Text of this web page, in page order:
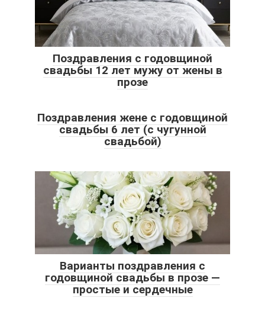
Поздравления с годовщиной
свадьбы 12 лет мужу от жены в
прозе
Поздравления жене с годовщиной
свадьбы 6 лет (с чугунной
свадьбой)
Варианты поздравления с
годовщиной свадьбы в прозе —
простые и сердечные